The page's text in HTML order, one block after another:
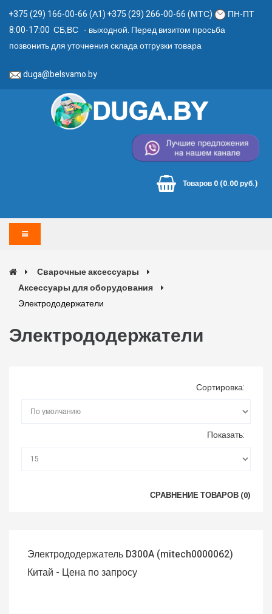
+375 (29) 166-00-66 (А1) +375 (29) 266-00-66 (МТС)
ПН-ПТ
8:00-17:00 СБ,ВС - выходной. Перед визитом просьба
позвонить для уточнения склада отгрузки товара
duga@belsvamo.by
Товаров 0 (0.00 руб.)
Сварочные аксессуары
Аксессуары для оборудования
Электрододержатели
Электрододержатели
Сортировка:
Показать:
СРАВНЕНИЕ ТОВАРОВ (0)
Электрододержатель D300A (mitech0000062)
Китай - Цена по запросу